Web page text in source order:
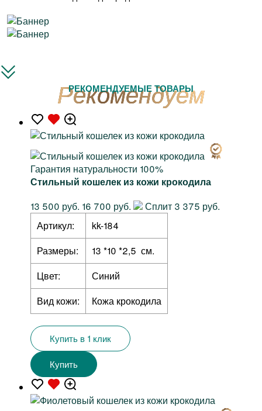
РЕКОМЕНДУЕМЫЕ ТОВАРЫ
Гарантия натуральности 100%
Стильный кошелек из кожи крокодила
13 500 руб. 16 700 руб.
Сплит 3 375 руб.
Артикул:
kk-184
Размеры:
13 *10 *2,5 см.
Цвет:
Синий
Вид кожи:
Кожа крокодила
Купить в 1 клик
Купить